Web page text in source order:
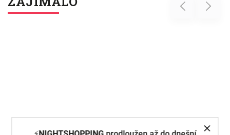
Previous Next